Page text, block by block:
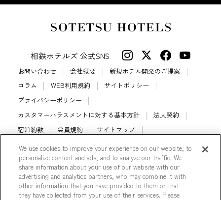
相鉄ホテルズ 公式SNS
お問い合わせ 会社概要
新規ホテル開発のご提案
コラム
WEB利用規約
サイトポリシー
プライバシーポリシー
カスタマーハラスメントに対する基本方針
法人契約
宿泊約款
会員規約
サイトマップ
相鉄ホテルズ パートナーホテル加盟募集のご案内
採用情報
Cookie Settings
We use cookies to improve your experience on our website, to
personalize content and ads, and to analyze our traffic. We
share information about your use of our website with our
advertising and analytics partners, who may combine it with
other information that you have provided to them or that
they have collected from your use of their services. Please